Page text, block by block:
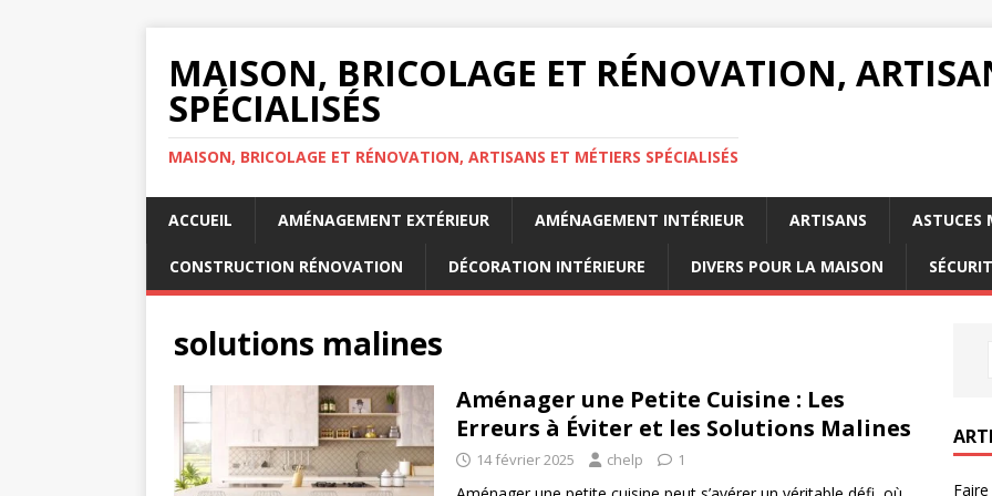
MAISON, BRICOLAGE ET RÉNOVATION,
SPÉCIALISÉS
MAISON, BRICOLAGE ET RÉNOVATION, ARTISANS ET MÉTIERS SPÉCIALISÉS
ACCUEIL AMÉNAGEMENT EXTÉRIEUR AMÉNAGEMENT INTÉRIEUR ARTISANS ASTUCES
CONSTRUCTION RÉNOVATION DÉCORATION INTÉRIEURE DIVERS POUR LA MAISON
solutions malines
Aménager une Petite Cuisine : Les
Erreurs à Éviter et les Solutions Malines
14 février 2025 chelp 1